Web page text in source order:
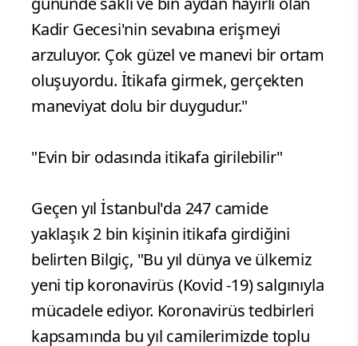
Kadir Gecesi'nin sevabına erişmeyi
arzuluyor. Çok güzel ve manevi bir ortam
oluşuyordu. İtikafa girmek, gerçekten
maneviyat dolu bir duygudur."
"Evin bir odasında itikafa girilebilir"
Geçen yıl İstanbul'da 247 camide
yaklaşık 2 bin kişinin itikafa girdiğini
belirten Bilgiç, "Bu yıl dünya ve ülkemiz
yeni tip koronavirüs (Kovid -19) salgınıyla
mücadele ediyor. Koronavirüs tedbirleri
kapsamında bu yıl camilerimizde toplu